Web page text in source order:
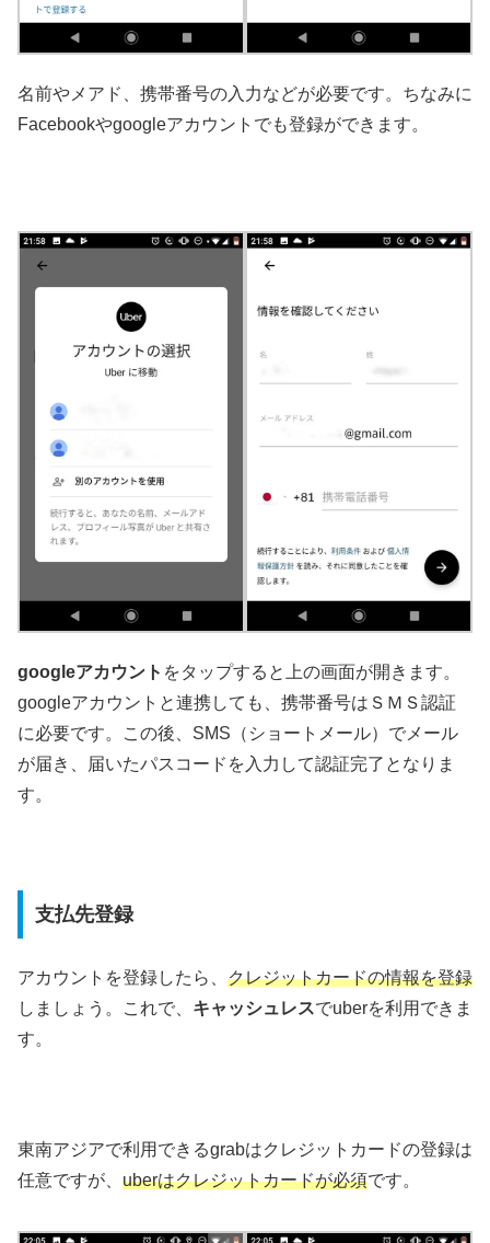
名前やメアド、携帯番号の入力などが必要です。ちなみに
Facebookやgoogleアカウントでも登録ができます。
googleアカウント をタップすると上の画面が開きます。
googleアカウントと連携しても、携帯番号はＳＭＳ認証
に必要です。この後、SMS（ショートメール）でメール
が届き、届いたパスコードを入力して認証完了となりま
す。
支払先登録
アカウントを登録したら、 クレジットカードの情報を登録
しましょう。これで、 キャッシュレスでuberを利用できま
す。
東南アジアで利用できるgrabはクレジットカードの登録は
任意ですが、 uberはクレジットカードが必須です。